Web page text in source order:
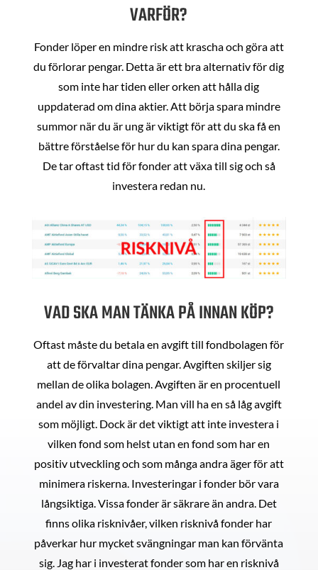
VARFÖR?
Fonder löper en mindre risk att krascha och göra att
du förlorar pengar. Detta är ett bra alternativ för dig
som inte har tiden eller orken att hålla dig
uppdaterad om dina aktier. Att börja spara mindre
summor när du är ung är viktigt för att du ska få en
bättre förståelse för hur du kan spara dina pengar.
De tar oftast tid för fonder att växa till sig och så
investera redan nu.
VAD SKA MAN TÄNKA PÅ INNAN KÖP?
Oftast måste du betala en avgift till fondbolagen för
att de förvaltar dina pengar. Avgiften skiljer sig
mellan de olika bolagen. Avgiften är en procentuell
andel av din investering. Man vill ha en så låg avgift
som möjligt. Dock är det viktigt att inte investera i
vilken fond som helst utan en fond som har en
positiv utveckling och som många andra äger för att
minimera riskerna. Investeringar i fonder bör vara
långsiktiga. Vissa fonder är säkrare än andra. Det
finns olika risknivåer, vilken risknivå fonder har
påverkar hur mycket svängningar man kan förvänta
sig. Jag har i investerat fonder som har en risknivå